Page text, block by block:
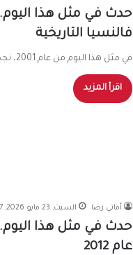
فالنسيا التاريخية
في مثل هذا اليوم من عام 2001، نجح نادي بايرن ميونخ الألماني في التتويج بلقب دوري أبطال أوروبا للمرة الرابعة…
اقرأ المزيد
أماني رضا السبت, 23 مايو 2026, 10:17 صباحًا
عام 2012